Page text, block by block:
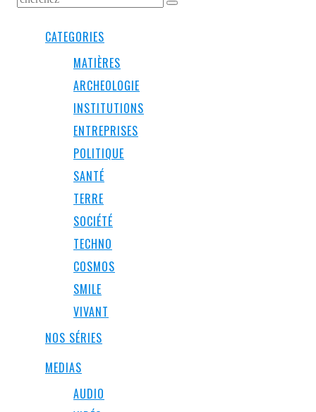
CATEGORIES
MATIÈRES
ARCHEOLOGIE
INSTITUTIONS
ENTREPRISES
POLITIQUE
SANTÉ
TERRE
SOCIÉTÉ
TECHNO
COSMOS
SMILE
VIVANT
NOS SÉRIES
MEDIAS
AUDIO